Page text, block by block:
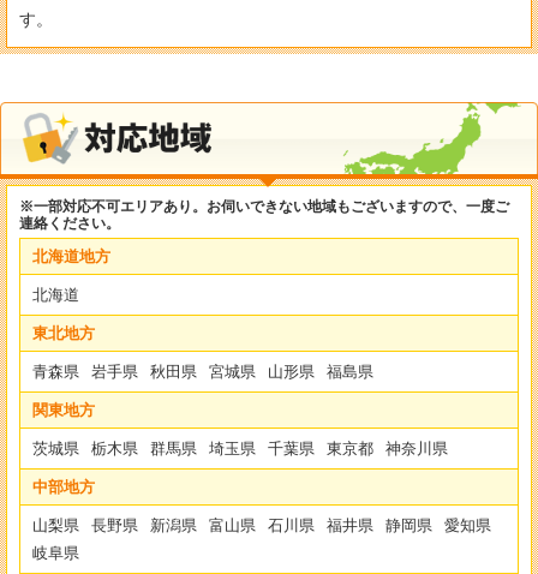
す。
※一部対応不可エリアあり。お伺いできない地域もございますので、一度ご
連絡ください。
北海道地方
北海道
東北地方
青森県 岩手県 秋田県 宮城県 山形県 福島県
関東地方
茨城県 栃木県 群馬県 埼玉県 千葉県 東京都 神奈川県
中部地方
山梨県 長野県 新潟県 富山県 石川県 福井県 静岡県
愛知県
岐阜県